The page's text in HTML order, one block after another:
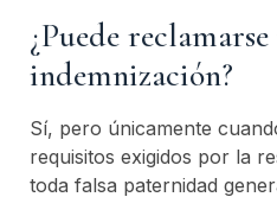
¿Puede
indemnización?
Sí, pero únicamente
requisitos exigidos por la
toda falsa paternidad